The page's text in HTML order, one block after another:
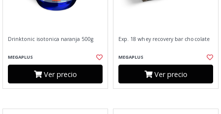
Drinktonic isotonica naranja 500g
MEGAPLUS
Ver precio
Exp. 18 whey recovery bar chocolate
MEGAPLUS
Ver precio